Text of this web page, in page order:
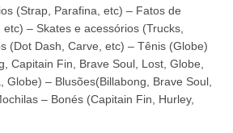
(Strap, Parafina, etc) – Fatos de
– Skates e acessórios (Trucks,
(Dot Dash, Carve, etc) – Tênis (Globe)
Capitain Fin, Brave Soul, Lost, Globe,
Globe) – Blusões(Billabong, Brave Soul,
– Bonés (Capitain Fin, Hurley,